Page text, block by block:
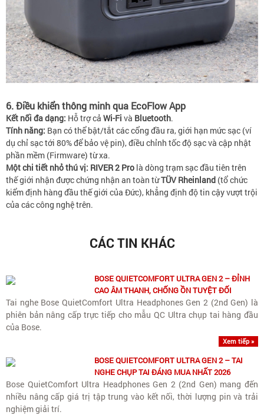
6. Điều khiển thông minh qua EcoFlow App
Kết nối đa dạng: Hỗ trợ cả Wi-Fi và Bluetooth.
Tính năng: Bạn có thể bật/tắt các cổng đầu ra, giới hạn mức sạc (ví
dụ chỉ sạc tới 80% để bảo vệ pin), điều chỉnh tốc độ sạc và cập nhật
phần mềm (Firmware) từ xa.
Một chi tiết nhỏ thú vị: RIVER 2 Pro là dòng trạm sạc đầu tiên trên
thế giới nhận được chứng nhận an toàn từTÜV Rheinland (tổ chức
kiểm định hàng đầu thế giới của Đức), khẳng định độ tin cậy vượt trội
của các công nghệ trên.
CÁC TIN KHÁC
BOSE QUIETCOMFORT ULTRA GEN 2 – ĐỈNH
CAO ÂM THANH, CHỐNG ỒN TUYỆT ĐỐI
Tai nghe Bose QuietComfort Ultra Headphones Gen 2 (2nd Gen) là
phiên bản nâng cấp trực tiếp cho mẫu QC Ultra chụp tai hàng đầu
của Bose.
Xem tiếp »
BOSE QUIETCOMFORT ULTRA GEN 2 – TAI
NGHE CHỤP TAI ĐÁNG MUA NHẤT 2026
Bose QuietComfort Ultra Headphones Gen 2 (2nd Gen) mang đến
nhiều nâng cấp giá trị tập trung vào kết nối, thời lượng pin và trải
nghiệm giải trí.